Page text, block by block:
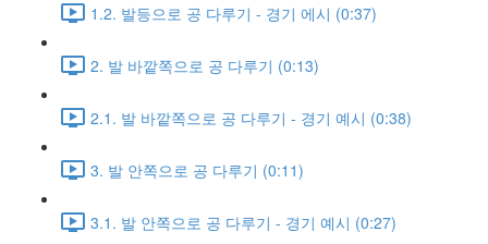
1.2. 발등으로 공 다루기 - 경기 에시 (0:37)
2. 발 바깥쪽으로 공 다루기 (0:13)
2.1. 발 바깥쪽으로 공 다루기 - 경기 예시 (0:38)
3. 발 안쪽으로 공 다루기 (0:11)
3.1. 발 안쪽으로 공 다루기 - 경기 예시 (0:27)